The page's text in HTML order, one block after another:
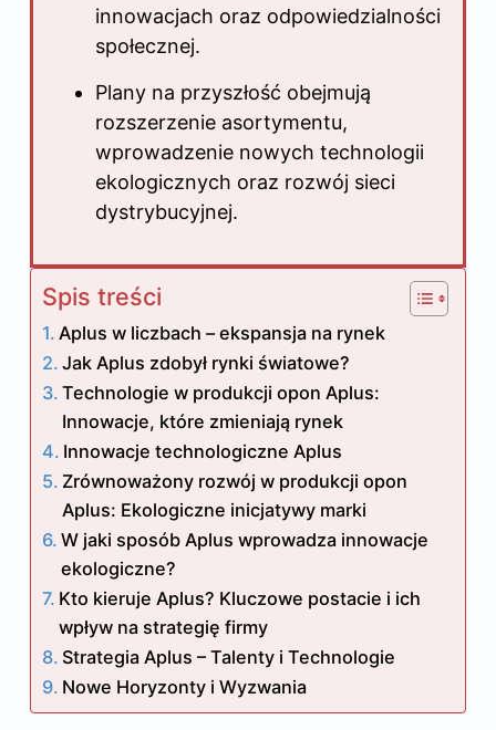
innowacjach oraz odpowiedzialności
społecznej.
Plany na przyszłość obejmują
rozszerzenie asortymentu,
wprowadzenie nowych technologii
ekologicznych oraz rozwój sieci
dystrybucyjnej.
Spis treści
Aplus w liczbach – ekspansja na rynek
Jak Aplus zdobył rynki światowe?
Technologie w produkcji opon Aplus:
Innowacje, które zmieniają rynek
Innowacje technologiczne Aplus
Zrównoważony rozwój w produkcji opon
Aplus: Ekologiczne inicjatywy marki
W jaki sposób Aplus wprowadza innowacje
ekologiczne?
Kto kieruje Aplus? Kluczowe postacie i ich
wpływ na strategię firmy
Strategia Aplus – Talenty i Technologie
Nowe Horyzonty i Wyzwania